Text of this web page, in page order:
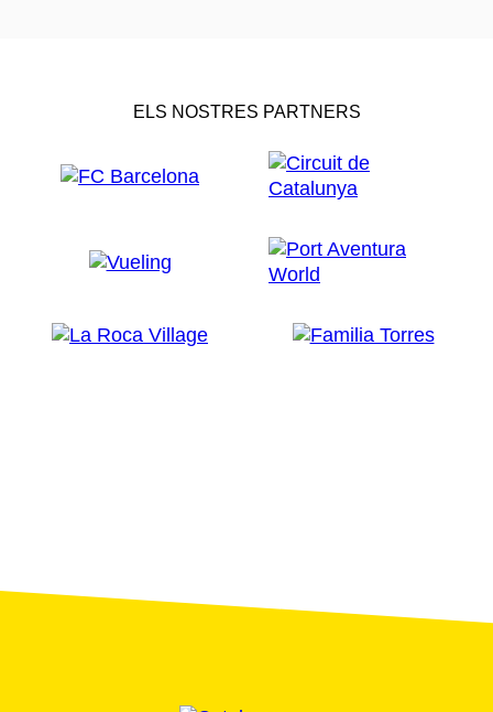
ELS NOSTRES PARTNERS